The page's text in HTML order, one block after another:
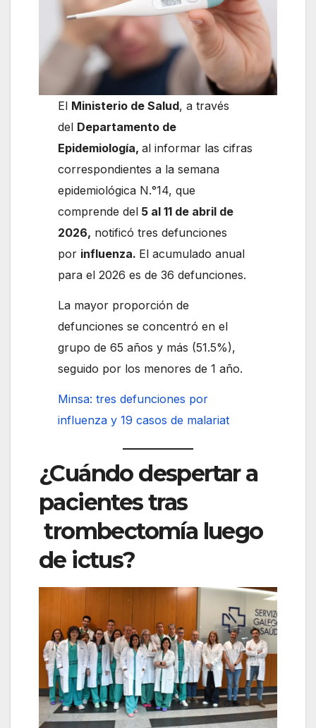
El Ministerio de Salud, a través
del Departamento de
Epidemiología,al informar las cifras
correspondientes a la semana
epidemiológica N.°14, que
comprende del 5 al 11 de abril de
2026, notificó tres defunciones
por influenza. El acumulado anual
para el 2026 es de 36 defunciones.
La mayor proporción de
defunciones se concentró en el
grupo de 65 años y más (51.5%),
seguido por los menores de 1 año.
Minsa: tres defunciones por
influenza y 19 casos de malariat
¿Cuándo despertar a
pacientes tras
trombectomía luego
de ictus?